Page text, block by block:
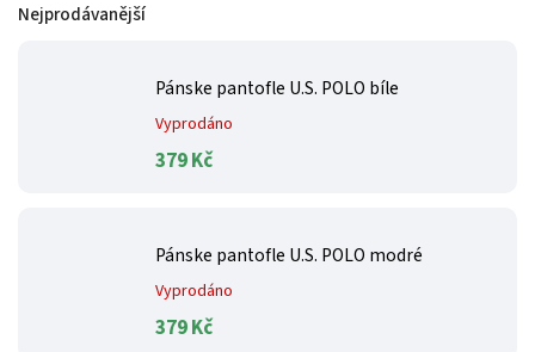
Nejprodávanější
Pánske pantofle U.S. POLO bíle
Vyprodáno
379 Kč
Pánske pantofle U.S. POLO modré
Vyprodáno
379 Kč